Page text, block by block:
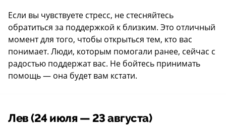
Если вы чувствуете стресс, не стесняйтесь
обратиться за поддержкой к близким. Это отличный
момент для того, чтобы открыться тем, кто вас
понимает. Люди, которым помогали ранее, сейчас с
радостью поддержат вас. Не бойтесь принимать
помощь — она будет вам кстати.
Лев (24 июля — 23 августа)